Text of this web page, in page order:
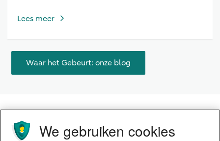
Lees meer
Waar het Gebeurt: onze blog
We gebruiken cookies